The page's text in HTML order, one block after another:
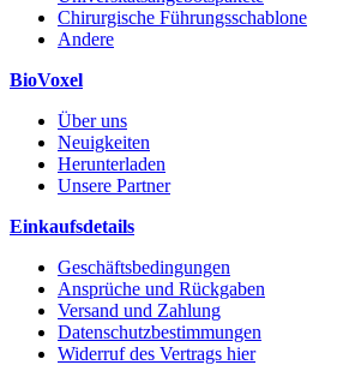
Chirurgische Führungsschablone
Andere
BioVoxel
Über uns
Neuigkeiten
Herunterladen
Unsere Partner
Einkaufsdetails
Geschäftsbedingungen
Ansprüche und Rückgaben
Versand und Zahlung
Datenschutzbestimmungen
Widerruf des Vertrags hier